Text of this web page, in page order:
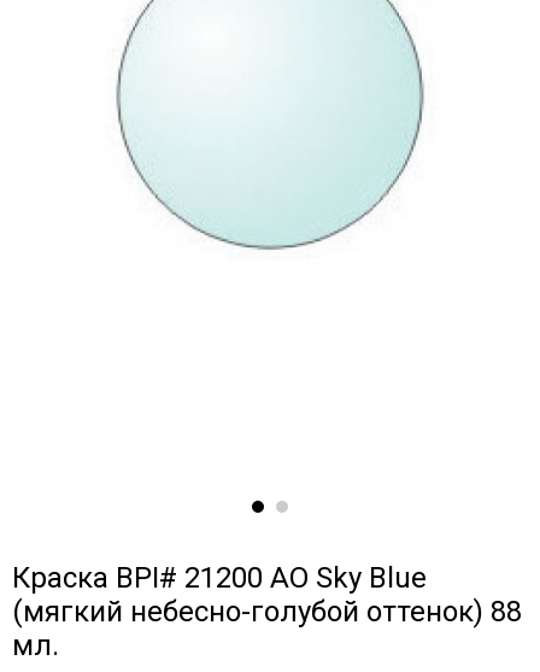
Краска BPI# 21200 AO Sky Blue
(мягкий небесно-голубой оттенок) 88
мл.